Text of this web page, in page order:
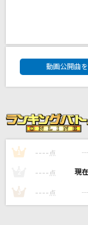
[生音]チャコの
大森元貴
BOW AND
DAM★
動画公開曲
1 ---- 点
---- 点
3 ---- 点